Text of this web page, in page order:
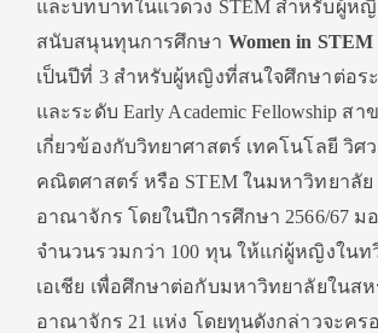
และบทบาทในแวดวง STEM สำหรับผู้หญิ
สนับสนุนทุนการศึกษา Women in STEM
เป็นปีที่ 3 สำหรับผู้หญิงที่สนใจศึกษาต่อร
และระดับ Early Academic Fellowship สา
เกี่ยวข้องกับวิทยาศาสตร์ เทคโนโลยี วิศ
คณิตศาสตร์ หรือ STEM ในมหาวิทยาลั
อาณาจักร โดยในปีการศึกษา 2566/67 ม
จำนวนรวมกว่า 100 ทุน ให้แก่ผู้หญิงในท
เอเชีย เพื่อศึกษาต่อกับมหาวิทยาลัยในส
อาณาจักร 21 แห่ง โดยทุนดังกล่าวจะคร